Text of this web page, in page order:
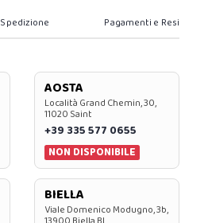
Spedizione Pagamenti e Resi
AOSTA
Località Grand Chemin, 30,
11020 Saint
+39 335 577 0655
NON DISPONIBILE
BIELLA
Viale Domenico Modugno, 3b,